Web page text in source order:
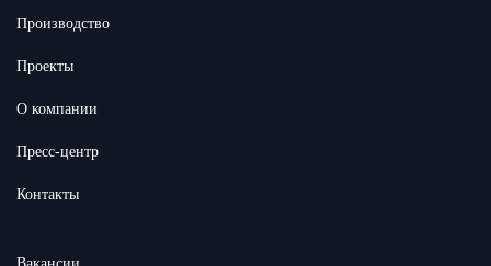
Производство
Проекты
О компании
Пресс-центр
Контакты